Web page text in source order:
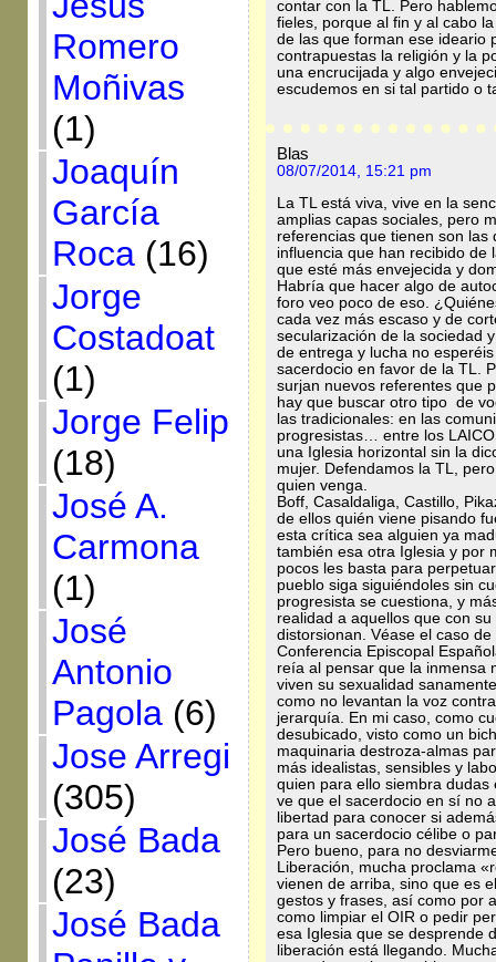
Romero
Moñivas
(1)
Joaquín
García
Roca(16)
Jorge
Costadoat
(1)
Jorge Felip
(18)
José A.
Carmona
(1)
José
Antonio
Pagola(6)
Jose Arregi
(305)
José Bada
(23)
José Bada
contar con la TL. Pero
fieles, porque al fin y al cabo
de las que forman ese ideario
contrapuestas la religión y la
una encrucijada y algo
escudemos en si tal partido o
Blas
08/07/2014, 15:21 pm
La TL está viva, vive en la
amplias capas sociales, pero
referencias que tienen son las
influencia que han recibido de
que esté más envejecida y
Habría que hacer algo de
foro veo poco de eso.
cada vez más escaso y de
secularización de la sociedad
de entrega y lucha no
sacerdocio en favor de la TL.
surjan nuevos referentes que
hay que buscar otro tipo de
las tradicionales: en las
progresistas… entre los
una Iglesia horizontal sin la
mujer. Defendamos la TL,
quien venga.
Boff, Casaldaliga, Castillo,
de ellos quién viene pisando
esta crítica sea alguien ya
también esa otra Iglesia y por
pocos les basta para
pueblo siga siguiéndoles sin
progresista se cuestiona, y
realidad a aquellos que con
distorsionan. Véase el caso
Conferencia Episcopal
reía al pensar que la inmensa
viven su sexualidad
como no levantan la voz
jerarquía. En mi caso, como
desubicado, visto como un
maquinaria destroza-almas
más idealistas, sensibles y
quien para ello siembra
ve que el sacerdocio en sí no
libertad para conocer si
para un sacerdocio célibe o
Pero bueno, para no
Liberación, mucha proclama
vienen de arriba, sino que es
gestos y frases, así como por
como limpiar el OIR o pedir
esa Iglesia que se desprende
liberación está llegando.